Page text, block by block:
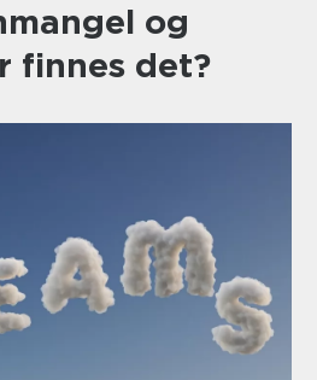
og
finnes det?